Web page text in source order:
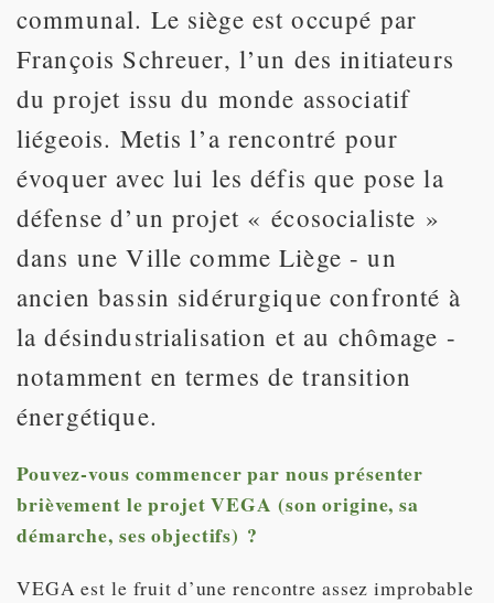
communal. Le siège est occupé par
François Schreuer, l’un des initiateurs
du projet issu du monde associatif
liégeois. Metis l’a rencontré pour
évoquer avec lui les défis que pose la
défense d’un projet « écosocialiste »
dans une Ville comme Liège - un
ancien bassin sidérurgique confronté à
la désindustrialisation et au chômage -
notamment en termes de transition
énergétique.
Pouvez-vous commencer par nous présenter
brièvement le projet VEGA (son origine, sa
démarche, ses objectifs) ?
VEGA est le fruit d’une rencontre assez improbable